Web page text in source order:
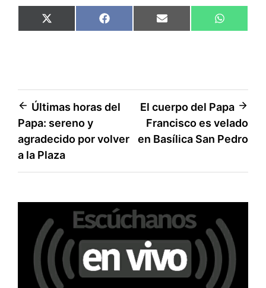
Compartir
en
X
(
e
)
Compartir
en
F
a
k
Compartir
en
E
m
en
W
h
p
Navegación
de
entradas
Últimas horas del
Papa: sereno y
agradecido por volver
a la Plaza
El cuerpo del Papa
Francisco es velado
en Basílica San Pedro